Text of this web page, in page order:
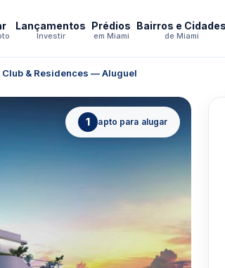
Lançamentos
Investir
Prédios
em Miami
Bairros e Cidades
de Miami
Club & Residences — Aluguel
1 apto para alugar